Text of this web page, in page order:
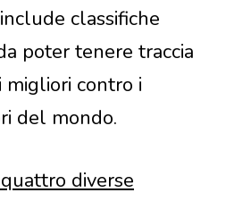
classifiche
poter tenere traccia
contro i
del mondo.
diverse